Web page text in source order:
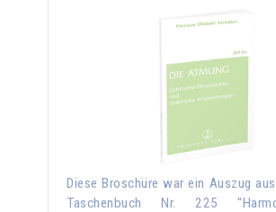
Diese Broschüre war ein Auszug
Taschenbuch Nr. 225